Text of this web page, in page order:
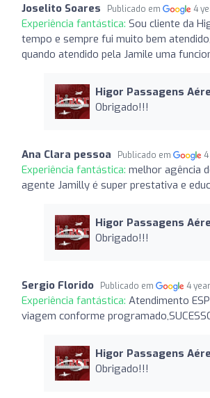
Joselito Soares Publicado em 4
Experiência fantástica: Sou cliente da
tempo e sempre fui muito bem
quando atendido pela Jamile uma
Higor Passagens
Obrigado!!!
Ana Clara pessoa Publicado em
Experiência fantástica: melhor agência
agente Jamilly é super prestativa e
Higor Passagens
Obrigado!!!
Sergio Florido Publicado em 4
Experiência fantástica: Atendimento
viagem conforme
Higor Passagens
Obrigado!!!